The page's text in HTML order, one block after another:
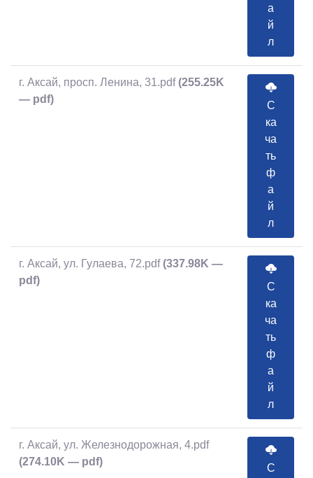
а
й
л
г. Аксай, просп. Ленина, 31.pdf (255.25K
— pdf)
С
ка
ча
ть
ф
а
й
л
г. Аксай, ул. Гулаева, 72.pdf (337.98K —
pdf)
С
ка
ча
ть
ф
а
й
л
г. Аксай, ул. Железнодорожная, 4.pdf
(274.10K — pdf)
С